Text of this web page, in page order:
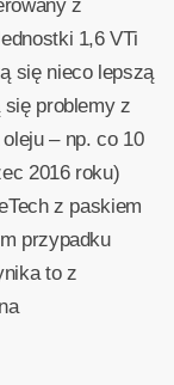
z
1,6 VTi
się nieco lepszą
problemy z
– np. co 10
2016 roku)
z paskiem
przypadku
to z